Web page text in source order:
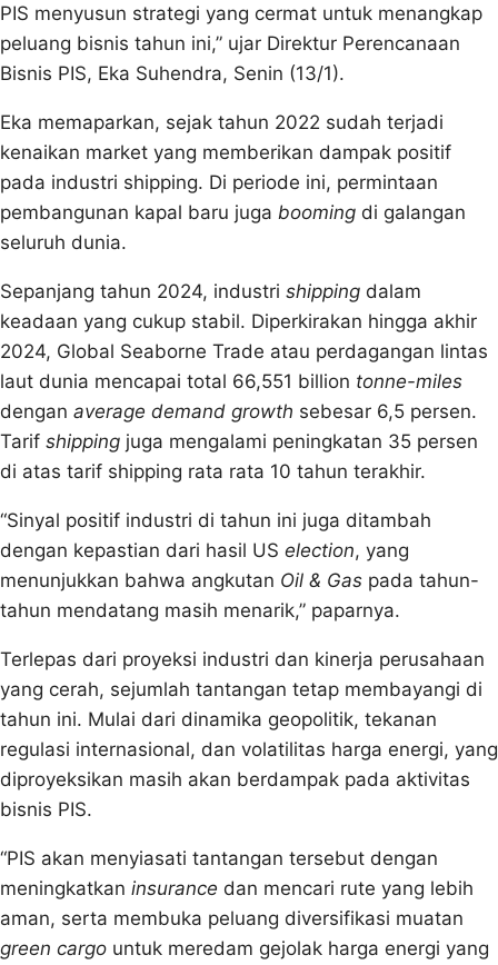
PIS menyusun strategi yang cermat untuk menangkap
peluang bisnis tahun ini,” ujar Direktur Perencanaan
Bisnis PIS, Eka Suhendra, Senin (13/1).
Eka memaparkan, sejak tahun 2022 sudah terjadi
kenaikan market yang memberikan dampak positif
pada industri shipping. Di periode ini, permintaan
pembangunan kapal baru juga booming di galangan
seluruh dunia.
Sepanjang tahun 2024, industri shipping dalam
keadaan yang cukup stabil. Diperkirakan hingga akhir
2024, Global Seaborne Trade atau perdagangan lintas
laut dunia mencapai total 66,551 billion tonne-miles
dengan average demand growth sebesar 6,5 persen.
Tarif shipping juga mengalami peningkatan 35 persen
di atas tarif shipping rata rata 10 tahun terakhir.
“Sinyal positif industri di tahun ini juga ditambah
dengan kepastian dari hasil US election, yang
menunjukkan bahwa angkutan Oil & Gas pada tahun-
tahun mendatang masih menarik,” paparnya.
Terlepas dari proyeksi industri dan kinerja perusahaan
yang cerah, sejumlah tantangan tetap membayangi di
tahun ini. Mulai dari dinamika geopolitik, tekanan
regulasi internasional, dan volatilitas harga energi, yang
diproyeksikan masih akan berdampak pada aktivitas
bisnis PIS.
“PIS akan menyiasati tantangan tersebut dengan
meningkatkan insurance dan mencari rute yang lebih
aman, serta membuka peluang diversifikasi muatan
green cargo untuk meredam gejolak harga energi yang